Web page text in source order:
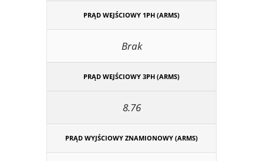
PRĄD WEJŚCIOWY 1PH (ARMS)
Brak
PRĄD WEJŚCIOWY 3PH (ARMS)
8.76
PRĄD WYJŚCIOWY ZNAMIONOWY (ARMS)